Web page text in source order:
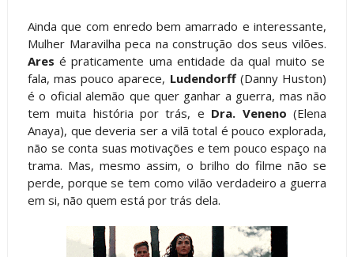
Ainda que com enredo bem amarrado e interessante,
Mulher Maravilha peca na construção dos seus vilões.
Ares é praticamente uma entidade da qual muito se
fala, mas pouco aparece, Ludendorff(Danny Huston)
é o oficial alemão que quer ganhar a guerra, mas não
tem muita história por trás, e Dra. Veneno (Elena
Anaya), que deveria ser a vilã total é pouco explorada,
não se conta suas motivações e tem pouco espaço na
trama. Mas, mesmo assim, o brilho do filme não se
perde, porque se tem como vilão verdadeiro a guerra
em si, não quem está por trás dela.